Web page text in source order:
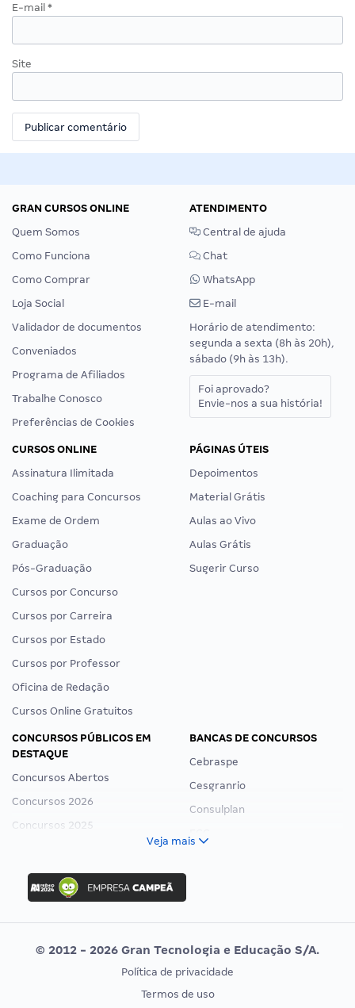
E-mail *
Site
GRAN CURSOS ONLINE
Quem Somos
Como Funciona
Como Comprar
Loja Social
Validador de documentos
Conveniados
Programa de Afiliados
Trabalhe Conosco
Preferências de Cookies
ATENDIMENTO
Central de ajuda
Chat
WhatsApp
E-mail
Horário de atendimento:
segunda a sexta (8h às 20h),
sábado (9h às 13h).
Foi aprovado?
Envie-nos a sua história!
CURSOS ONLINE
Assinatura Ilimitada
Coaching para Concursos
Exame de Ordem
Graduação
Pós-Graduação
Cursos por Concurso
Cursos por Carreira
Cursos por Estado
Cursos por Professor
Oficina de Redação
Cursos Online Gratuitos
PÁGINAS ÚTEIS
Depoimentos
Material Grátis
Aulas ao Vivo
Aulas Grátis
Sugerir Curso
CONCURSOS PÚBLICOS EM
DESTAQUE
Concursos Abertos
Concursos 2026
Concursos 2025
Concurso Ibama
Concurso MPU
Editais publicados
BANCAS DE CONCURSOS
Cebraspe
Cesgranrio
Consulplan
Vunesp
CONCURSOS POR PROFISSÃO
EXAME DE ORDEM
Veja mais
© 2012 - 2026 Gran Tecnologia e Educação S/A.
Política de privacidade
Termos de uso